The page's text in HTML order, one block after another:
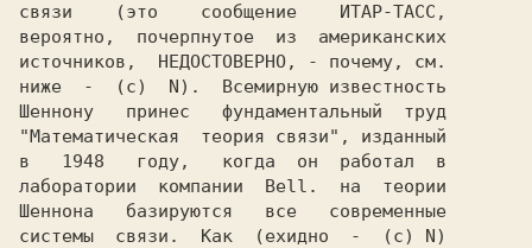
связи    (это    сообщение    ИТАР-ТАСС,
источников,  НЕДОСТОВЕРНО, - почему, см.
ниже  -  (c)  N).  Всемирную известность
Шеннону   принес   фундаментальный  труд
"Математическая  теория связи", изданный
в   1948   году,   когда  он  работал  в
лаборатории  компании  Bell.  на  теории
Шеннона   базируются   все   современные
системы  связи.  Как  (ехидно  -  (c) N)